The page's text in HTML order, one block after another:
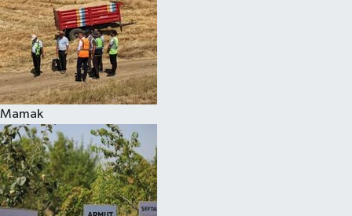
Mamak